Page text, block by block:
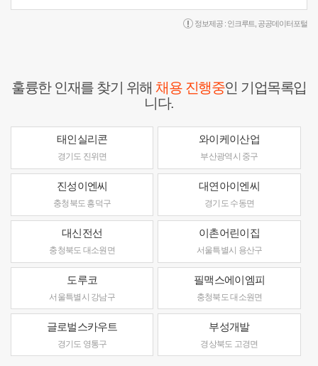
정보제공 : 인크루트 공공데이터포털
훌륭한 인재를 찾기 위해채용 진행중인 기업목록입
니다.
태인실리콘
경기도 진위면
와이케이산업
부산광역시 중구
진성이엔씨
충청북도 흥덕구
대연아이엔씨
경기도 수동면
대신전선
충청북도 대소원면
이촌어린이집
서울특별시 용산구
도루코
서울특별시 강남구
필맥스에이엠피
충청북도 대소원면
글로벌스카우트
경기도 영통구
부성개발
경상북도 고경면